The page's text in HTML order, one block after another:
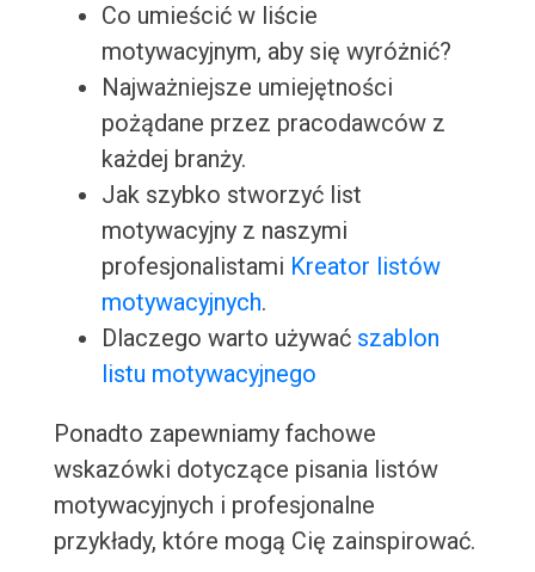
Co umieścić w liście
motywacyjnym, aby się wyróżnić?
Najważniejsze umiejętności
pożądane przez pracodawców z
każdej branży.
Jak szybko stworzyć list
motywacyjny z naszymi
profesjonalistami Kreator listów
motywacyjnych.
Dlaczego warto używać szablon
listu motywacyjnego
Ponadto zapewniamy fachowe
wskazówki dotyczące pisania listów
motywacyjnych i profesjonalne
przykłady, które mogą Cię zainspirować.